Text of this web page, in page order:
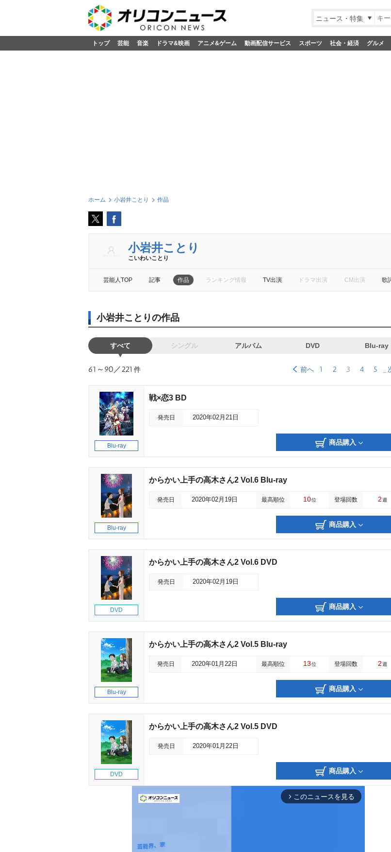
ニュース・特集
トップ 芸能 音楽 ドラマ&映画 アニメ&ゲーム 動画配信サービス スポーツ 社会・経済 グルメ
ホーム 小岩井ことり 作品
小岩井ことり
こいわいことり
芸能人TOP 記事 作品 ランキング情報 TV出演 ドラマ出演 CM出演 歌
小岩井ことりの作品
すべて シングル アルバム DVD Blu-ray
61～90／221 件 前へ 1 2 3 4 5
Blu-ray
戦×恋3 BD
発売日 2020年02月21日
商品購入
Blu-ray
からかい上手の高木さん2 Vol.6 Blu-ray
発売日 2020年02月19日 最高順位 10位 登場回数 2週
商品購入
DVD
からかい上手の高木さん2 Vol.6 DVD
発売日 2020年02月19日
商品購入
Blu-ray
からかい上手の高木さん2 Vol.5 Blu-ray
発売日 2020年01月22日 最高順位 13位 登場回数 2週
商品購入
DVD
からかい上手の高木さん2 Vol.5 DVD
発売日 2020年01月22日
商品購入
arrow_forward_ios このニュースを見る